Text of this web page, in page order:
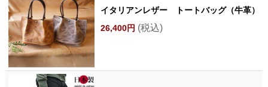
イタリアンレザー トートバッグ（牛革）
26,400円 (税込)